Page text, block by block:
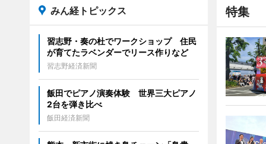
特集
みん経トピックス
習志野・奏の杜でワークショップ 住民
が育てたラベンダーでリース作りなど
習志野経済新聞
飯田でピアノ演奏体験 世界三大ピアノ
2台を弾き比べ
飯田経済新聞